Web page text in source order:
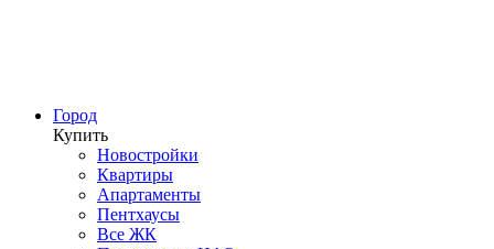
Город
Купить
Новостройки
Квартиры
Апартаменты
Пентхаусы
Все ЖК